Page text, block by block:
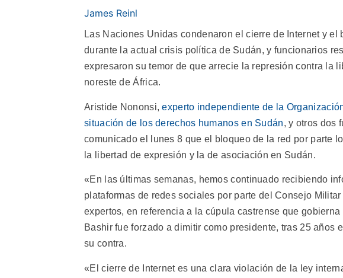
James Reinl
Las Naciones Unidas condenaron el cierre de Internet y
durante la actual crisis política de Sudán, y funcionarios
expresaron su temor de que arrecie la represión contra la
noreste de África.
Aristide Nononsi,experto independiente de la
situación de los derechos humanos en Sudán, y otros dos
comunicado el lunes 8 que el bloqueo de la red por parte
la libertad de expresión y la de asociación en Sudán.
«En las últimas semanas, hemos continuado recibiendo
plataformas de redes sociales por parte del Consejo
expertos, en referencia a la cúpula castrense que
Bashir fue forzado a dimitir como presidente, tras 25 años
su contra.
«El cierre de Internet es una clara violación de la ley